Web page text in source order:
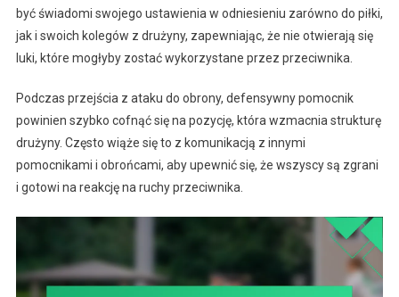
być świadomi swojego ustawienia w odniesieniu zarówno do piłki,
jak i swoich kolegów z drużyny, zapewniając, że nie otwierają się
luki, które mogłyby zostać wykorzystane przez przeciwnika.
Podczas przejścia z ataku do obrony, defensywny pomocnik
powinien szybko cofnąć się na pozycję, która wzmacnia strukturę
drużyny. Często wiąże się to z komunikacją z innymi
pomocnikami i obrońcami, aby upewnić się, że wszyscy są zgrani
i gotowi na reakcję na ruchy przeciwnika.